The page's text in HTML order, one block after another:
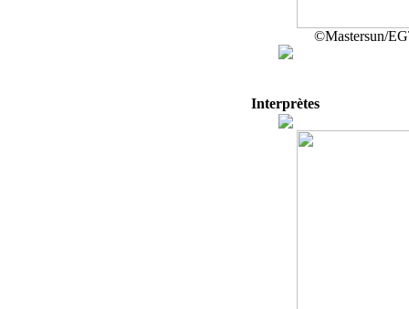
©Mastersun/
Interprètes